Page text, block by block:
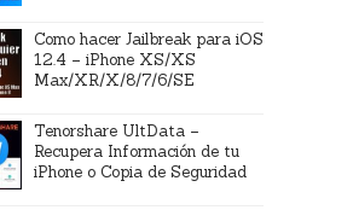
Como hacer Jailbreak para iOS
12.4 – iPhone XS/XS
Max/XR/X/8/7/6/SE
Tenorshare UltData –
Recupera Información de tu
iPhone o Copia de Seguridad